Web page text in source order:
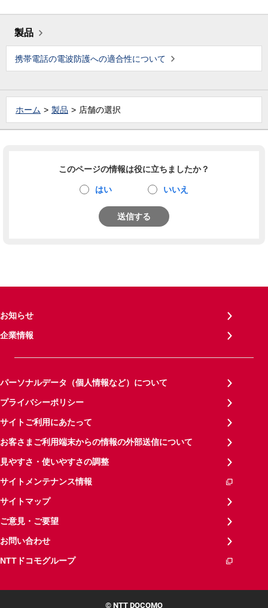
製品
携帯電話の電波防護への適合性について
ホーム 製品 店舗の選択
このページの情報は役に立ちましたか？
はい いいえ
送信する
お知らせ
企業情報
パーソナルデータ（個人情報など）について
プライバシーポリシー
サイトご利用にあたって
お客さまご利用端末からの情報の外部送信について
見やすさ・使いやすさの調整
サイトメンテナンス情報
サイトマップ
ご意見・ご要望
お問い合わせ
NTTドコモグループ
© NTT DOCOMO